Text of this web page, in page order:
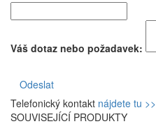
Váš dotaz nebo požadavek:
Odeslat
Telefonický kontakt nájdete tu >>
SOUVISEJÍCÍ PRODUKTY